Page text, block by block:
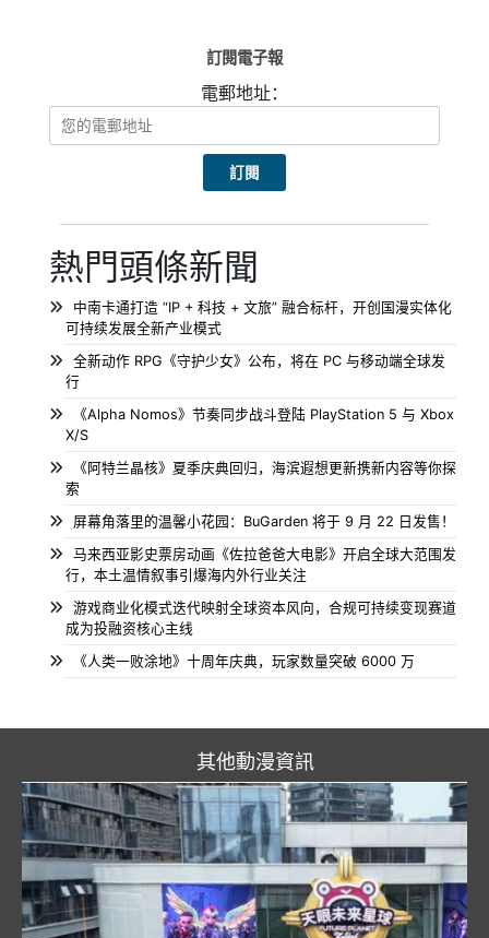
訂閱電子報
電郵地址：
熱門頭條新聞
中南卡通打造 “IP + 科技 + 文旅” 融合标杆，开创国漫实体化
可持续发展全新产业模式
全新动作 RPG《守护少女》公布，将在 PC 与移动端全球发
行
《Alpha Nomos》节奏同步战斗登陆 PlayStation 5 与 Xbox
X/S
《阿特兰晶核》夏季庆典回归，海滨遐想更新携新内容等你探
索
屏幕角落里的温馨小花园：BuGarden 将于 9 月 22 日发售！
马来西亚影史票房动画《佐拉爸爸大电影》开启全球大范围发
行，本土温情叙事引爆海内外行业关注
游戏商业化模式迭代映射全球资本风向，合规可持续变现赛道
成为投融资核心主线
《人类一败涂地》十周年庆典，玩家数量突破 6000 万
其他動漫資訊